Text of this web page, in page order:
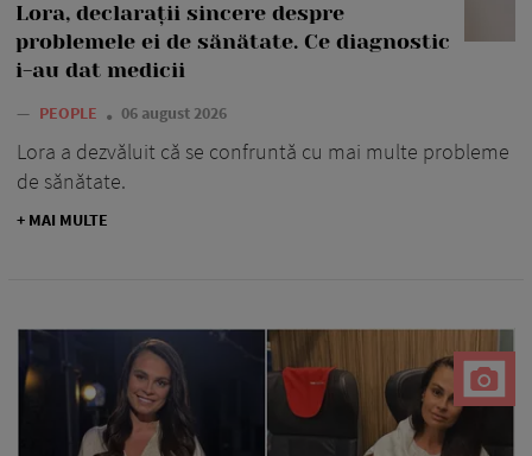
Lora, declarații sincere despre
problemele ei de sănătate. Ce diagnostic
i-au dat medicii
— PEOPLE 06 august 2026
Lora a dezvăluit că se confruntă cu mai multe probleme
de sănătate.
+ MAI MULTE